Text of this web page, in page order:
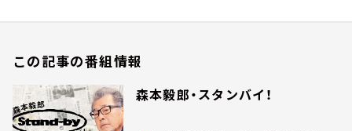
この記事の番組情報
森本毅郎・スタンバイ！